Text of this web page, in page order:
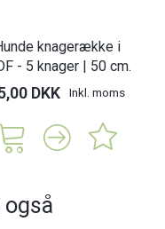
knagerække i
- 5 knager | 50 cm.
DKK Inkl. moms